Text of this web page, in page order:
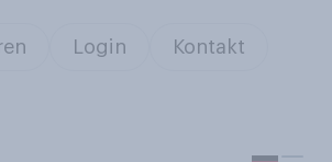
Login Kontakt